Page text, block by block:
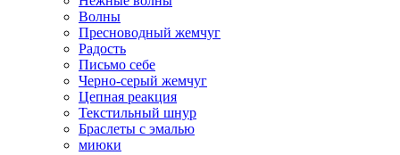
Волны
Пресноводный жемчуг
Радость
Письмо себе
Черно-серый жемчуг
Цепная реакция
Текстильный шнур
Браслеты с эмалью
миюки